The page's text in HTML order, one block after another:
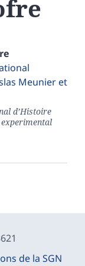
Meunier et
d’Histoire
de la SGN